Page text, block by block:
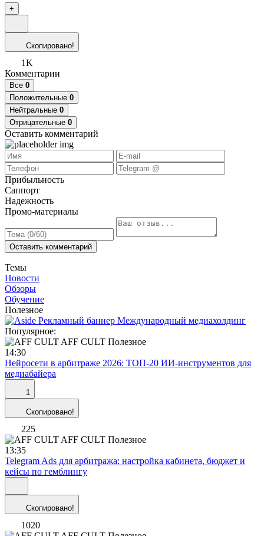
+
Скопировано!
1K
Комментарии
Все 0
Положительные 0
Нейтральные 0
Отрицательные 0
Оставить комментарий
Прибыльность
Саппорт
Надежность
Промо-материалы
Оставить комментарий
Темы
Новости
Обзоры
Обучение
Полезное
Популярное:
AFF CULT Полезное
14:30
Нейросети в арбитраже 2026: ТОП-20 ИИ-инструментов для
медиабайера
1
Скопировано!
225
AFF CULT Полезное
13:35
Telegram Ads для арбитража: настройка кабинета, бюджет и
кейсы по гемблингу
Скопировано!
1020